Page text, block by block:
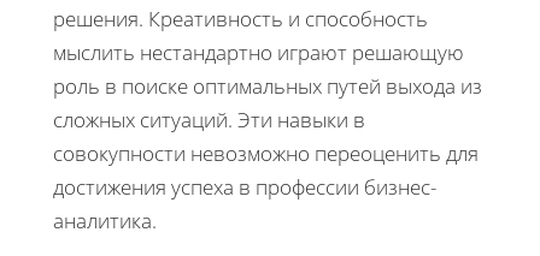
решения. Креативность и способность
мыслить нестандартно играют решающую
роль в поиске оптимальных путей выхода из
сложных ситуаций. Эти навыки в
совокупности невозможно переоценить для
достижения успеха в профессии бизнес-
аналитика.